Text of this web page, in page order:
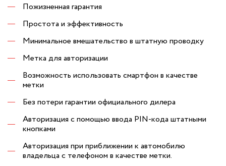
Пожизненная гарантия
Простота и эффективность
Минимальное вмешательство в штатную проводку
Метка для авторизации
Возможность использовать смартфон в качестве
метки
Без потери гарантии официального дилера
Авторизация с помощью ввода PIN-кода штатными
кнопками
Авторизация при приближении к автомобилю
владельца с телефоном в качестве метки.